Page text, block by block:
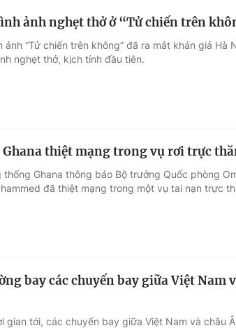
ảnh nghẹt thở ở “Tử chiến trên
ảnh “Tử chiến trên không” đã ra mắt khán giả Hà
nghẹt thở, kịch tính đầu tiên.
thiệt mạng trong vụ rơi trực
thống Ghana thông báo Bộ trưởng Quốc phòng
đã thiệt mạng trong một vụ tai nạn trực
bay các chuyến bay giữa Việt Nam
gian tới, các chuyến bay giữa Việt Nam và châu